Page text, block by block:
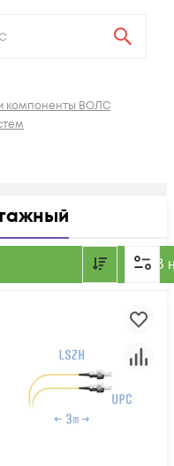
компоненты ВОЛС
В